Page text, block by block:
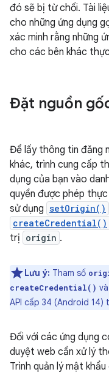
đó sẽ bị từ chối. Tài
cho những ứng dụng
xác minh rằng những
cho các bên khác
Đặt nguồn
Để lấy thông tin đăng
khác, trình cung cấp
dụng của bạn vào
quyền được phép
sử dụng setOrigin()
createCredential()
trị origin .
Lưu ý: Tham số
createCredential() và
API cấp 34 (Android 14)
Đối với các ứng dụng
duyệt web cần xử lý
Trình quản lý mật